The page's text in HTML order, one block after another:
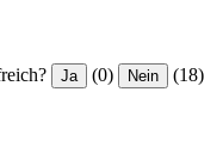
Ja (0) Nein (18)